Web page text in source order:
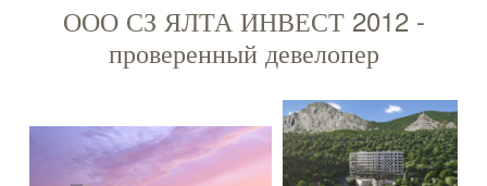
ООО СЗ ЯЛТА ИНВЕСТ 2012 -
проверенный девелопер